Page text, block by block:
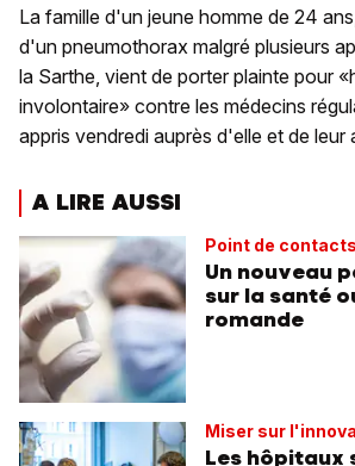
La famille d'un jeune homme de 24
d'un pneumothorax malgré plusieurs
la Sarthe, vient de porter plainte pour
involontaire» contre les médecins
appris vendredi auprès d'elle et de leur
A LIRE AUSSI
Point de contacts
Un nouveau
sur la santé
romande
Miser sur
Les hôpitaux